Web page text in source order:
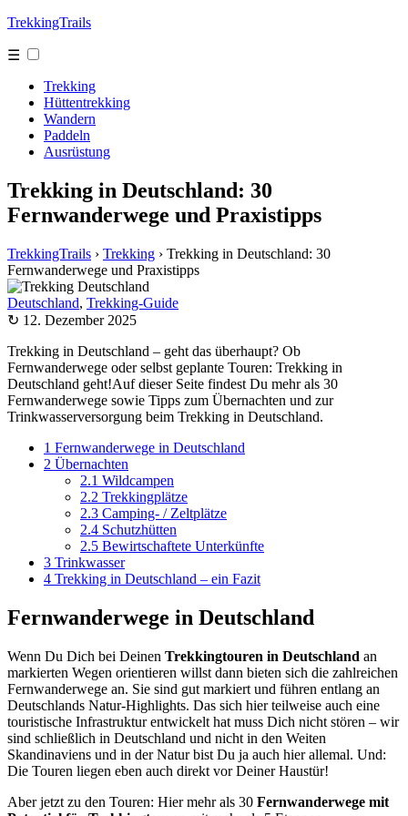
TrekkingTrails
☰
Trekking
Hüttentrekking
Wandern
Paddeln
Ausrüstung
Trekking in Deutschland: 30
Fernwanderwege und Praxistipps
TrekkingTrails › Trekking › Trekking in Deutschland: 30
Fernwanderwege und Praxistipps
Deutschland, Trekking-Guide
↻ 12. Dezember 2025
Trekking in Deutschland – geht das überhaupt? Ob
Fernwanderwege oder selbst geplante Touren: Trekking in
Deutschland geht!Auf dieser Seite findest Du mehr als 30
Fernwanderwege sowie Tipps zum Übernachten und zur
Trinkwasserversorgung beim Trekking in Deutschland.
1 Fernwanderwege in Deutschland
2 Übernachten
2.1 Wildcampen
2.2 Trekkingplätze
2.3 Camping- / Zeltplätze
2.4 Schutzhütten
2.5 Bewirtschaftete Unterkünfte
3 Trinkwasser
4 Trekking in Deutschland – ein Fazit
Fernwanderwege in Deutschland
Wenn Du Dich bei Deinen Trekkingtouren in Deutschland an
markierten Wegen orientieren willst dann bieten sich die zahlreichen
Fernwanderwege an. Sie sind gut markiert und führen entlang an
Deutschlands Natur-Highlights. Das sich hier teilweise auch eine
touristische Infrastruktur entwickelt hat muss Dich nicht stören – wir
sind schließlich in Deutschland und nicht in den Weiten
Skandinaviens und in der Natur bist Du ja auch hier allemal. Und:
Die Touren liegen eben auch direkt vor Deiner Haustür!
Aber jetzt zu den Touren: Hier mehr als 30 Fernwanderwege mit